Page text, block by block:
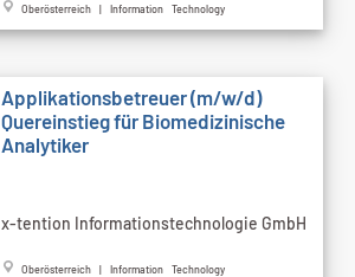
Oberösterreich | Information Technology
Applikationsbetreuer (m/w/d)
Quereinstieg für Biomedizinische
Analytiker
x-tention Informationstechnologie GmbH
Oberösterreich | Information Technology